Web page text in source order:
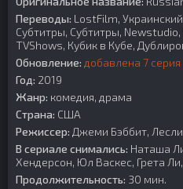
Переводы: LostFilm,
Субтитры, Субтитры, Newstudio,
TVShows, Кубик в Кубе,
Обновление: добавлена 7 серия
Год: 2019
Жанр: комедия, драма
Страна: США
Режиссер: Джеми Бэббит,
В сериале снимались: Наташа
Хендерсон, Юл Васкес, Грета
Продолжительность: 30 мин.